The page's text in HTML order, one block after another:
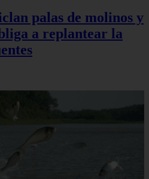
palas de molinos y
a replantear la